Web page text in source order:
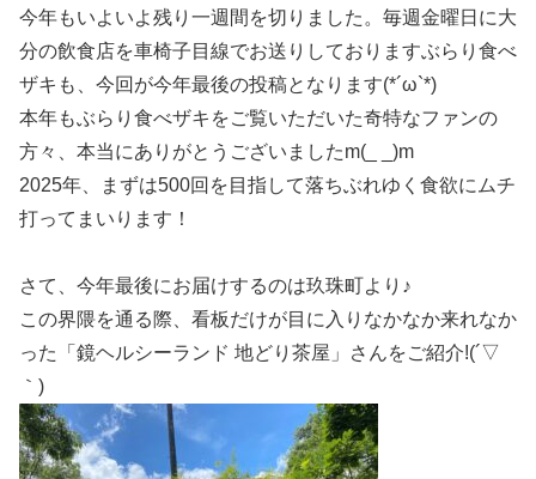
今年もいよいよ残り一週間を切りました。毎週金曜日に大
分の飲食店を車椅子目線でお送りしておりますぶらり食べ
ザキも、今回が今年最後の投稿となります(*´ω`*)
本年もぶらり食べザキをご覧いただいた奇特なファンの
方々、本当にありがとうございましたm(_ _)m
2025年、まずは500回を目指して落ちぶれゆく食欲にムチ
打ってまいります！
さて、今年最後にお届けするのは玖珠町より♪
この界隈を通る際、看板だけが目に入りなかなか来れなか
った「鏡ヘルシーランド 地どり茶屋」さんをご紹介!(´▽
｀)